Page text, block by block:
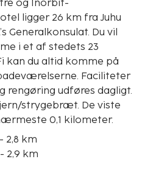
og Inorbit-
Generalkonsulat. Du vil
i et af stedets 23
kan du altid komme på
Faciliteter
rengøring udføres dagligt.
strygebræt. De viste
0,1 kilometer.
2,8 km
2,9 km